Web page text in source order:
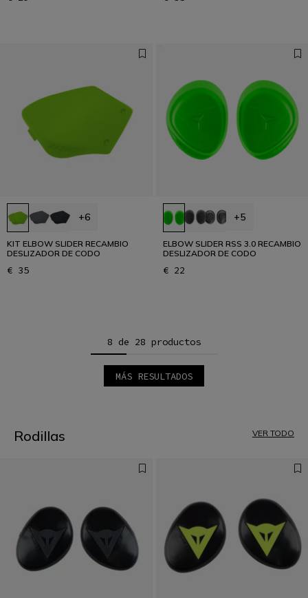
+6
KIT ELBOW SLIDER RECAMBIO
DESLIZADOR DE CODO
€ 35
+5
ELBOW SLIDER RSS 3.0 RECAMBIO
DESLIZADOR DE CODO
€ 22
8 de 28 productos
MÁS RESULTADOS
Rodillas VER TODO